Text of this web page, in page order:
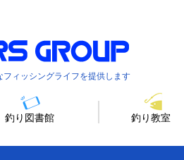
ィッシングライフを提供します
釣り図書館 釣り教室